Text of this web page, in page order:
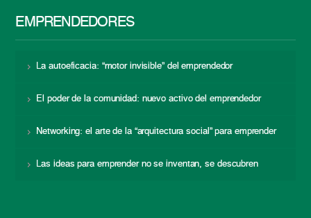
EMPRENDEDORES
La autoeficacia: “motor invisible” del emprendedor
El poder de la comunidad: nuevo activo del emprendedor
Networking: el arte de la “arquitectura social” para emprender
Las ideas para emprender no se inventan, se descubren